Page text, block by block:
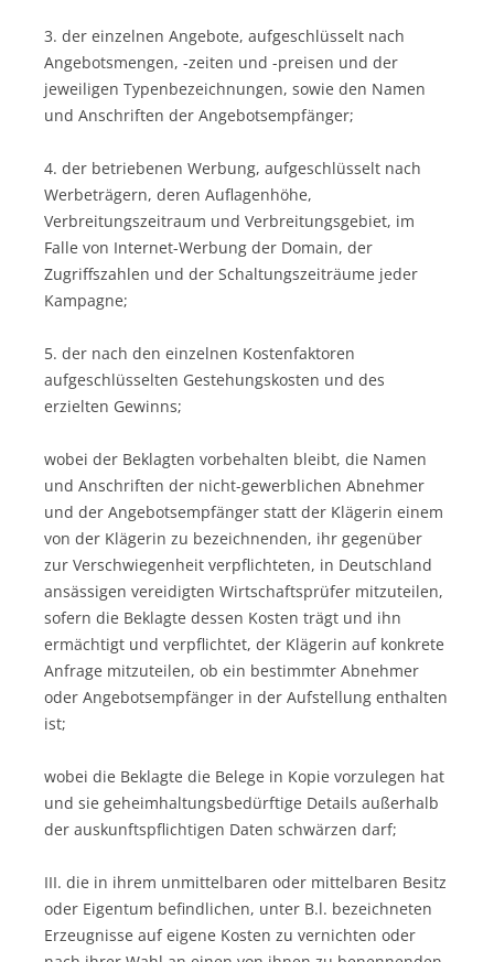
3. der einzelnen Angebote, aufgeschlüsselt nach
Angebotsmengen, -zeiten und -preisen und der
jeweiligen Typenbezeichnungen, sowie den Namen
und Anschriften der Angebotsempfänger;
4. der betriebenen Werbung, aufgeschlüsselt nach
Werbeträgern, deren Auflagenhöhe,
Verbreitungszeitraum und Verbreitungsgebiet, im
Falle von Internet-Werbung der Domain, der
Zugriffszahlen und der Schaltungszeiträume jeder
Kampagne;
5. der nach den einzelnen Kostenfaktoren
aufgeschlüsselten Gestehungskosten und des
erzielten Gewinns;
wobei der Beklagten vorbehalten bleibt, die Namen
und Anschriften der nicht-gewerblichen Abnehmer
und der Angebotsempfänger statt der Klägerin einem
von der Klägerin zu bezeichnenden, ihr gegenüber
zur Verschwiegenheit verpflichteten, in Deutschland
ansässigen vereidigten Wirtschaftsprüfer mitzuteilen,
sofern die Beklagte dessen Kosten trägt und ihn
ermächtigt und verpflichtet, der Klägerin auf konkrete
Anfrage mitzuteilen, ob ein bestimmter Abnehmer
oder Angebotsempfänger in der Aufstellung enthalten
ist;
wobei die Beklagte die Belege in Kopie vorzulegen hat
und sie geheimhaltungsbedürftige Details außerhalb
der auskunftspflichtigen Daten schwärzen darf;
III. die in ihrem unmittelbaren oder mittelbaren Besitz
oder Eigentum befindlichen, unter B.l. bezeichneten
Erzeugnisse auf eigene Kosten zu vernichten oder